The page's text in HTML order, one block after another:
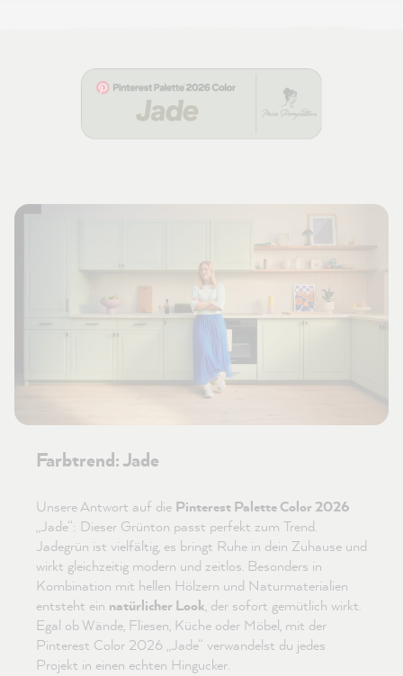
Farbtrend: Jade
Unsere Antwort auf die Pinterest Palette Color 2026
„Jade“: Dieser Grünton passt perfekt zum Trend.
Jadegrün ist vielfältig, es bringt Ruhe in dein Zuhause und
wirkt gleichzeitig modern und zeitlos. Besonders in
Kombination mit hellen Hölzern und Naturmaterialien
entsteht ein natürlicher Look, der sofort gemütlich wirkt.
Egal ob Wände, Fliesen, Küche oder Möbel, mit der
Pinterest Color 2026 „Jade“ verwandelst du jedes
Projekt in einen echten Hingucker.